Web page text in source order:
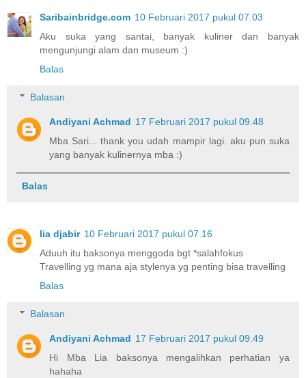
Saribainbridge.com 10 Februari 2017 pukul 07.03
Aku suka yang santai, banyak kuliner dan banyak
mengunjungi alam dan museum :)
Balas
Balasan
Andiyani Achmad 17 Februari 2017 pukul 09.48
Mba Sari... thank you udah mampir lagi. aku pun suka
yang banyak kulinernya mba :)
Balas
lia djabir 10 Februari 2017 pukul 07.16
Aduuh itu baksonya menggoda bgt *salahfokus
Travelling yg mana aja stylenya yg penting bisa travelling
Balas
Balasan
Andiyani Achmad 17 Februari 2017 pukul 09.49
Hi Mba Lia baksonya mengalihkan perhatian ya
hahaha